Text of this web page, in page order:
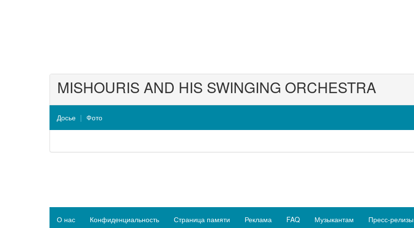
MISHOURIS AND HIS SWINGING ORCHESTRA
Досье Фото
О нас Конфиденциальность Страница памяти Реклама FAQ Музыкантам Пресс-релизы